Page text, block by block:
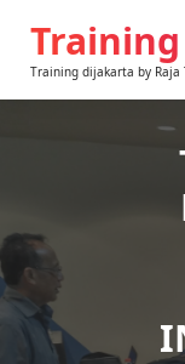
Training dijakarta by Raja